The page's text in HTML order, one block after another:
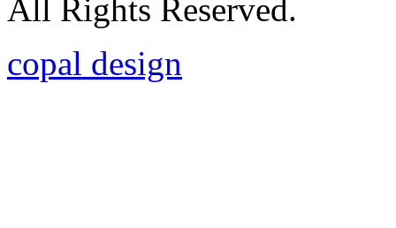
All Rights Reserved.
copal design